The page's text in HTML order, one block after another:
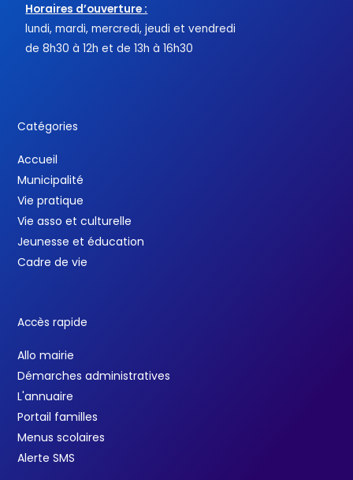
Horaires d’ouverture :
lundi, mardi, mercredi, jeudi et vendredi
de 8h30 à 12h et de 13h à 16h30
Catégories
Accueil
Municipalité
Vie pratique
Vie asso et culturelle
Jeunesse et éducation
Cadre de vie
Accès rapide
Allo mairie
Démarches administratives
L'annuaire
Portail familles
Menus scolaires
Alerte SMS